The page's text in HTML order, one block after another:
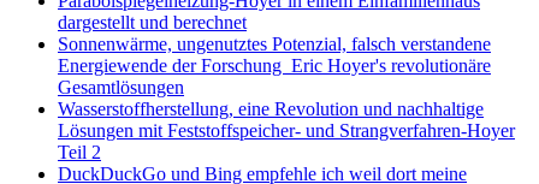
dargestellt und berechnet
Sonnenwärme, ungenutztes Potenzial, falsch verstandene
Energiewende der Forschung Eric Hoyer's revolutionäre
Gesamtlösungen
Wasserstoffherstellung, eine Revolution und nachhaltige
Lösungen mit Feststoffspeicher- und Strangverfahren-Hoyer
Teil 2
DuckDuckGo und Bing empfehle ich weil dort meine